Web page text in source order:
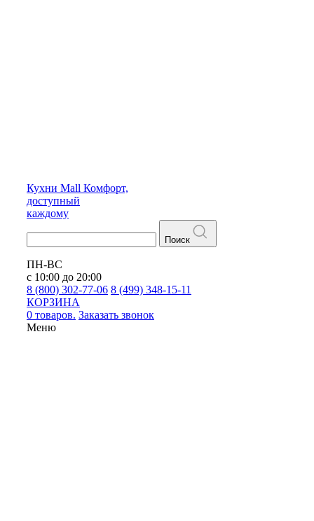
Кухни Mall Комфорт,
доступный
каждому
Поиск
ПН-ВС
с 10:00 до 20:00
8 (800) 302-77-06 8 (499) 348-15-11
КОРЗИНА
0 товаров. Заказать звонок
Меню